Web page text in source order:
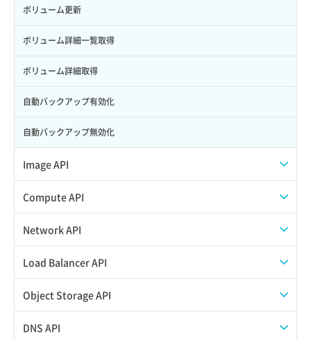
ロール削除
ロール更新
ロール詳細取得
ボリューム更新
ボリューム詳細一覧取得
ボリューム詳細取得
自動バックアップ有効化
自動バックアップ無効化
Image API
ISOイメージアップロード
ISOイメージ作成
イメージ一覧取得
Compute API
ISOイメージ挿入/排出
SSHキーペア一覧取得
SSHキーペア作成
Network API
QoSポリシー一覧取得
QoSポリシー詳細取得
サブネット一覧取得
Load Balancer API
プール一覧取得
プール作成
Object Storage API
Web公開
DNS API